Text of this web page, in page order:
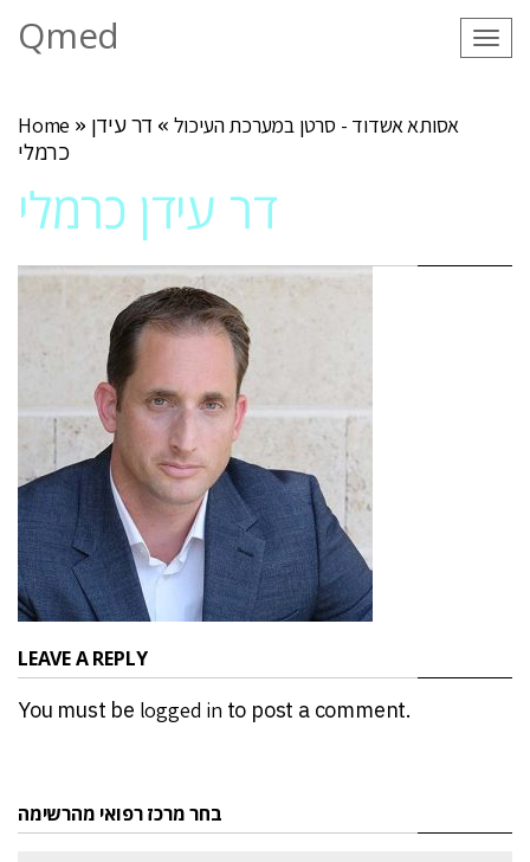
Qmed
Home » אסותא אשדוד - סרטן במערכת העיכול » דר עידן
כרמלי
דר עידן כרמלי
LEAVE A REPLY
You must be logged in to post a comment.
בחר מרכז רפואי מהרשימה